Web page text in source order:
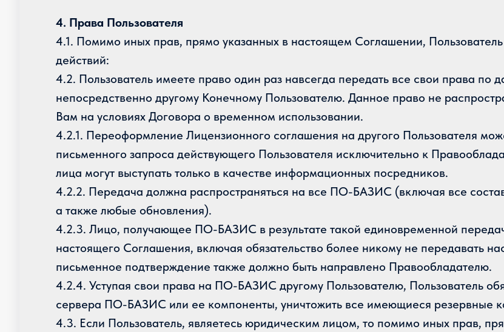
4. Права Пользователя
4.1. Помимо иных прав, прямо указанных в настоящем Соглашении,
действий:
4.2. Пользователь имеете право один раз навсегда передать все свои права
непосредственно другому Конечному Пользователю. Данное право не
Вам на условиях Договора о временном использовании.
4.2.1. Переоформление Лицензионного соглашения на другого Пользователя
письменного запроса действующего Пользователя исключительно к
лица могут выступать только в качестве информационных посредников.
4.2.2. Передача должна распространяться на все ПО-БАЗИС (включая все
а также любые обновления).
4.2.3. Лицо, получающее ПО-БАЗИС в результате такой единовременной
настоящего Соглашения, включая обязательство более никому не передавать
письменное подтверждение также должно быть направлено Правообладателю.
4.2.4. Уступая свои права на ПО-БАЗИС другому Пользователю, Пользователь
сервера ПО-БАЗИС или ее компоненты, уничтожить все имеющиеся
4.3. Если Пользователь, являетесь юридическим лицом, то помимо иных прав,